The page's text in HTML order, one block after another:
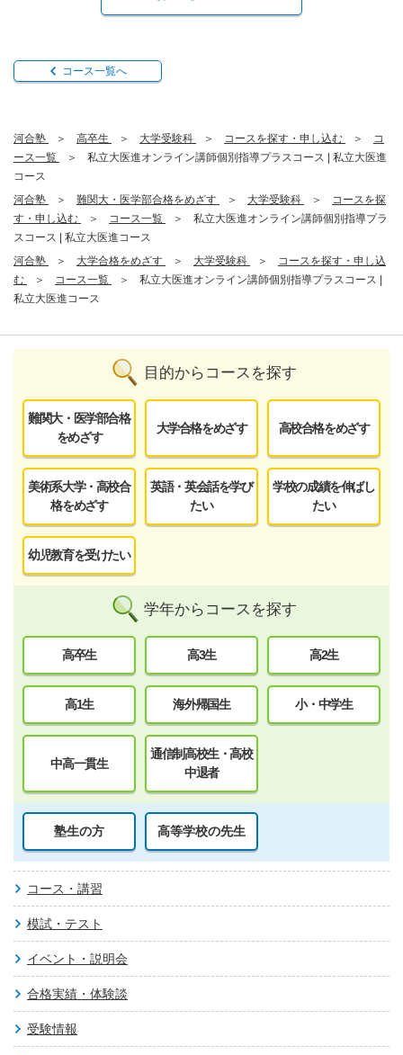
コース一覧へ
河合塾 高卒生 大学受験科 コースを探す・申し込む
コ
ース一覧
私立大医進オンライン講師個別指導プラスコース | 私立大医進
コース
河合塾
難関大・医学部合格をめざす 大学受験科
コースを探
す・申し込む
コース一覧
私立大医進オンライン講師個別指導プラ
スコース | 私立大医進コース
河合塾
大学合格をめざす 大学受験科
コースを探す・申し込
む
コース一覧
私立大医進オンライン講師個別指導プラスコース |
私立大医進コース
目的からコースを探す
難関大・医学部合格
をめざす
大学合格をめざす 高校合格をめざす
美術系大学・高校合
格をめざす
英語・英会話を学び
たい
学校の成績を伸ばし
たい
幼児教育を受けたい
学年からコースを探す
高卒生 高3生 高2生
高1生 海外帰国生 小・中学生
中高一貫生
通信制高校生・高校
中退者
塾生の方 高等学校の先生
コース・講習
模試・テスト
イベント・説明会
合格実績・体験談
受験情報